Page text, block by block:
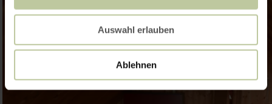
Auswahl erlauben
Ablehnen